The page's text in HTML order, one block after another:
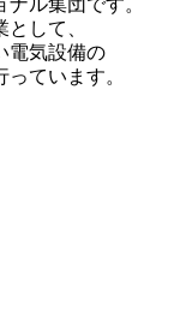
ル集団です。
して、
電気設備の
ています。